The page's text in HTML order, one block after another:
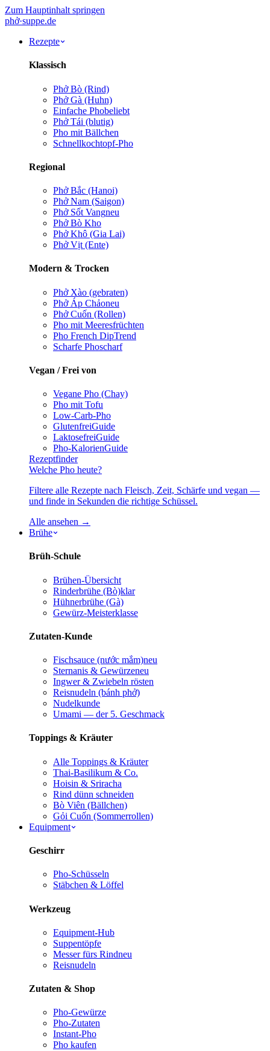
Zum Hauptinhalt springen
phở·suppe.de
Rezepte
Klassisch
Phở Bò (Rind)
Phở Gà (Huhn)
Einfache Phobeliebt
Phở Tái (blutig)
Pho mit Bällchen
Schnellkochtopf-Pho
Regional
Phở Bắc (Hanoi)
Phở Nam (Saigon)
Phở Sốt Vangneu
Phở Bò Kho
Phở Khô (Gia Lai)
Phở Vịt (Ente)
Modern & Trocken
Phở Xào (gebraten)
Phở Áp Chảoneu
Phở Cuốn (Rollen)
Pho mit Meeresfrüchten
Pho French DipTrend
Scharfe Phoscharf
Vegan / Frei von
Vegane Pho (Chay)
Pho mit Tofu
Low-Carb-Pho
GlutenfreiGuide
LaktosefreiGuide
Pho-KalorienGuide
Rezeptfinder
Welche Pho heute?
Filtere alle Rezepte nach Fleisch, Zeit, Schärfe und vegan —
und finde in Sekunden die richtige Schüssel.
Alle ansehen →
Brühe
Brüh-Schule
Brühen-Übersicht
Rinderbrühe (Bò)klar
Hühnerbrühe (Gà)
Gewürz-Meisterklasse
Zutaten-Kunde
Fischsauce (nước mắm)neu
Sternanis & Gewürzeneu
Ingwer & Zwiebeln rösten
Reisnudeln (bánh phở)
Nudelkunde
Umami — der 5. Geschmack
Toppings & Kräuter
Alle Toppings & Kräuter
Thai-Basilikum & Co.
Hoisin & Sriracha
Rind dünn schneiden
Bò Viên (Bällchen)
Gỏi Cuốn (Sommerrollen)
Equipment
Geschirr
Pho-Schüsseln
Stäbchen & Löffel
Werkzeug
Equipment-Hub
Suppentöpfe
Messer fürs Rindneu
Reisnudeln
Zutaten & Shop
Pho-Gewürze
Pho-Zutaten
Instant-Pho
Pho kaufen